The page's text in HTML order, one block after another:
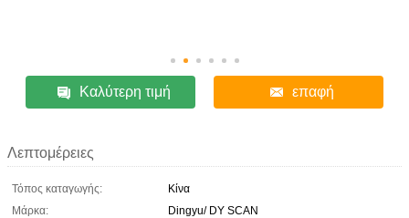
Καλύτερη τιμή επαφή
Λεπτομέρειες
Τόπος καταγωγής:
Κίνα
Μάρκα:
Dingyu/ DY SCAN